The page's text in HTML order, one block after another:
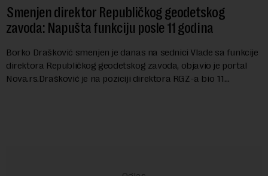
Smenjen direktor Republičkog geodetskog
zavoda: Napušta funkciju posle 11 godina
Borko Drašković smenjen je danas na sednici Vlade sa funkcije
direktora Republičkog geodetskog zavoda, objavio je portal
Nova.rs.Drašković je na poziciji direktora RGZ-a bio 11